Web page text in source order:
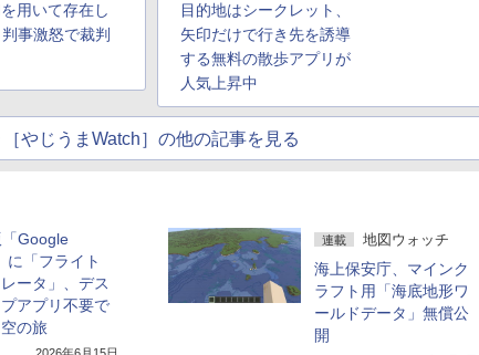
用いて存在し
事激怒で裁判
目的地はシークレット、
矢印だけで行き先を誘導
する無料の散歩アプリが
人気上昇中
［やじうまWatch］の他の記事を見る
Google
に「フライト
ータ」、デス
アプリ不要で
の旅
連載 地図ウォッチ
海上保安庁、マインク
ラフト用「海底地形ワ
ールドデータ」無償公
開